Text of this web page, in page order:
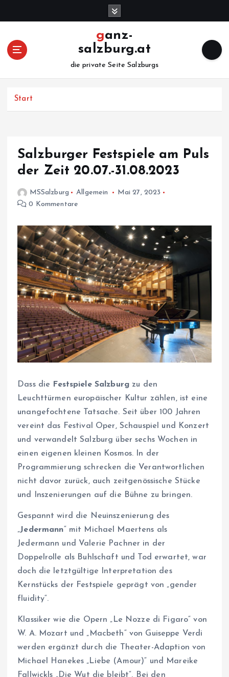
ganz-
salzburg.at
die private Seite Salzburgs
Start
Salzburger Festspiele am Puls
der Zeit 20.07.-31.08.2023
MSSalzburg Allgemein
Mai 27, 2023
0 Kommentare
Dass die Festspiele Salzburg zu den
Leuchttürmen europäischer Kultur zählen, ist eine
unangefochtene Tatsache. Seit über 100 Jahren
vereint das Festival Oper, Schauspiel und Konzert
und verwandelt Salzburg über sechs Wochen in
einen eigenen kleinen Kosmos. In der
Programmierung schrecken die Verantwortlichen
nicht davor zurück, auch zeitgenössische Stücke
und Inszenierungen auf die Bühne zu bringen.
Gespannt wird die Neuinszenierung des
„Jedermann“ mit Michael Maertens als
Jedermann und Valerie Pachner in der
Doppelrolle als Buhlschaft und Tod erwartet, war
doch die letztgültige Interpretation des
Kernstücks der Festspiele geprägt von „gender
fluidity“.
Klassiker wie die Opern „Le Nozze di Figaro“ von
W. A. Mozart und „Macbeth“ von Guiseppe Verdi
werden ergänzt durch die Theater-Adaption von
Michael Hanekes „Liebe (Amour)“ und Mareike
Fallwickls „Die Wut die bleibt“. Bei den